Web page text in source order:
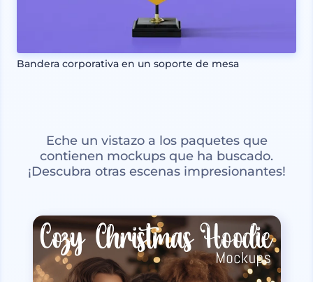
Bandera corporativa en un soporte de mesa
Eche un vistazo a los paquetes que
contienen mockups que ha buscado.
¡Descubra otras escenas impresionantes!